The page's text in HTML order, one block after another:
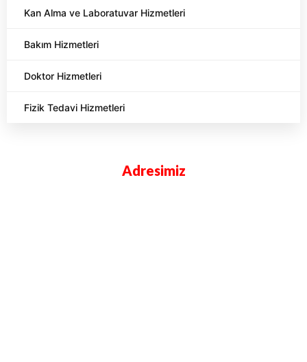
Kan Alma ve Laboratuvar Hizmetleri
Bakım Hizmetleri
Doktor Hizmetleri
Fizik Tedavi Hizmetleri
Adresimiz